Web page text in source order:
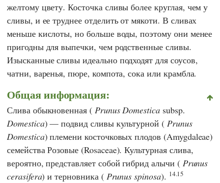
желтому цвету. Косточка сливы более круглая, чем у
сливы, и ее труднее отделить от мякоти. В сливах
меньше кислоты, но больше воды, поэтому они менее
пригодны для выпечки, чем родственные сливы.
Изысканные сливы идеально подходят для соусов,
чатни, варенья, пюре, компота, сока или крамбла.
Общая информация:
Слива обыкновенная ( Prunus Domestica subsp.
Domestica) — подвид сливы культурной ( Prunus
Domestica) племени косточковых плодов (Amygdaleae)
семейства Розовые (Rosaceae). Культурная слива,
вероятно, представляет собой гибрид алычи ( Prunus
cerasifera) и терновника ( Prunus spinosa). 14.15